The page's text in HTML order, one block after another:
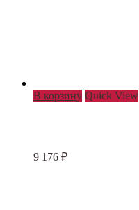
В корзину Quick View
9 176 ₽